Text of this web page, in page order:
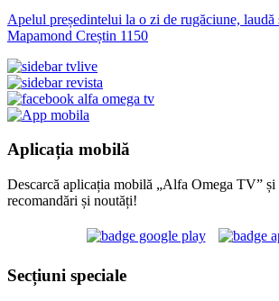
Apelul președintelui la o zi de rugăciune, laudă
Mapamond Creștin 1150
Aplicația mobilă
Descarcă aplicația mobilă „Alfa Omega TV”
recomandări și noutăți!
Secțiuni speciale